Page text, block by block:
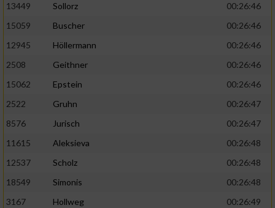
13449
Sollorz
00:26:46
15059
Buscher
00:26:46
12945
Höllermann
00:26:46
2508
Geithner
00:26:46
15062
Epstein
00:26:46
2522
Gruhn
00:26:47
8576
Jurisch
00:26:47
11615
Aleksieva
00:26:48
12537
Scholz
00:26:48
18549
Simonis
00:26:48
3167
Hollweg
00:26:49